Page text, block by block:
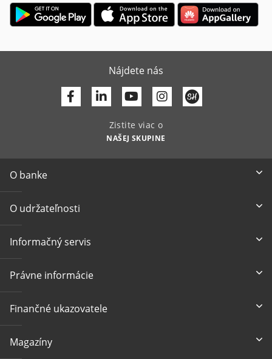
Nájdete nás
Facebook
LinkedinYoutube
Zistite viac o
NAŠEJ SKUPINE
O banke
O udržateľnosti
Informačný servis
Právne informácie
Finančné ukazovatele
Magazíny